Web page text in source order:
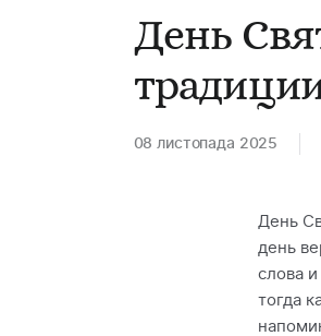
День
08 листопада 2025
День
день
слова
тогда